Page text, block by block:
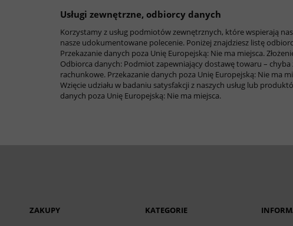
Usługi zewnętrzne, odbiorcy danych
Korzystamy z usług podmiotów zewnętrznych, które wspierają
nasze udokumentowane polecenie. Poniżej znajdziesz listę
Przekazanie danych poza Unię Europejską: Nie ma miejsca.
Odbiorca danych: Podmiot zapewniający dostawę towaru –
rachunkowe. Przekazanie danych poza Unię Europejską: Nie ma
Wzięcie udziału w badaniu satysfakcji z naszych usług lub
danych poza Unię Europejską: Nie ma miejsca.
ZAKUPY KATEGORIE